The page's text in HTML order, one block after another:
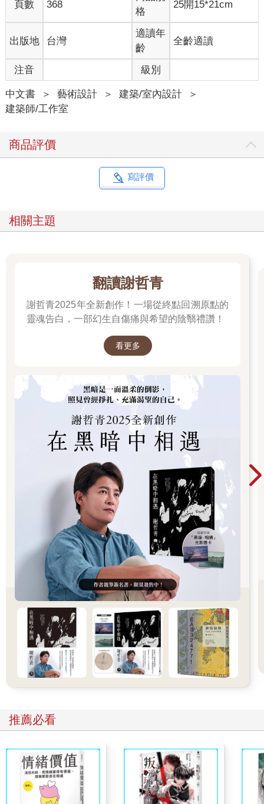
一定為蜿蜒流過樹木、覆蓋綠色植被和淺黃色石灰岩相互映襯的
威斯康辛河之美景而感到震撼。他在麥迪森度過初中和高中時
光。儘管沒能從高中畢業，他仍然於一八八六年一月被威斯康辛
大學以就讀「理科」課程的「特別學生」的名義錄取。他的學業
成績其實並不突出，在畫法幾何與繪圖課上只得到「平均分」，
也只有這兩門課程在他為期一年的大學生涯中留下了成績記載。
法蘭克．洛伊．萊特出生於一八六七年，當時安德魯．詹森擔任
總統，美國收購了阿拉斯加，而在建築界，歷史折衷主義占有統
治性的地位。他逝世於一九五九年，享年九十一歲，那時的美國
亞時代，一生經歷了「快樂的九○年代」、「咆哮的二○年代」、
經濟大蕭條、兩次世界大戰，並體驗了原子時代以及冷戰。一八
六七年美國內戰剛剛結束兩年，而一九五九年電腦時代已經初現
萊特的職業生涯也特別長而富有變化。他負責的第一項工程就是
威斯康辛州斯普林格林的聯合小教堂（Unity Chapel），該建築於
份監督工程已經過去了差不多七十三年的時光。萊特的職業生涯
比當時美國人的平均壽命還要長。
最初他選擇避開維多利亞式的折衷主義，而在職業生涯結束之前
流行而動，萊特卻是位異常多產的建築家。在他主持修建的近五
百座各式風格的建築中，超過四百座至今仍然屹立，這個數字稍
的作品中，為中產階級和中上層階級客戶所設計的獨門獨戶家庭
住房約占四分之三，這個比例在世界知名的建築師作品中可謂相
當高，除非是為了富豪，這些建築師通常會避開設計家居這種盈
利相對較小、又屬勞動密集型的項目。
萊特出生在威斯康辛州 Richland Center 的一個農莊，位於麥迪森
以西五十英里。在愛荷華州、麻塞諸塞州以及羅德島居住過一段
時間後，全家在一八七八年、萊特十一歲的時候，搬到了麥迪
森。他曾經利用暑期在洛伊．瓊斯的農場工作，在那裡，他曾經
一定為蜿蜒流過樹木、覆蓋綠色植被和淺黃色石灰岩相互映襯的
威斯康辛河之美景而感到震撼。他在麥迪森度過初中和高中時
光。儘管沒能從高中畢業，他仍然於一八八六年一月被威斯康辛
大學以就讀「理科」課程的「特別學生」的名義錄取。他的學業
成績其實並不突出，在畫法幾何與繪圖課上只得到「平均分」，
也只有這兩門課程在他為期一年的大學生涯中留下了成績記載。
也許是因為他父母一八八五年離婚所帶來的經濟上困難，萊特一
八八六年的春季和秋季學期在艾倫．D．考諾威教授的建築辦公
室裡任職，並於同年夏季為在斯普林格林的希爾斯比（Silsbee）
工作。也許他對建築的熱情是這兩個人點燃的。還有可能跟至親
一起居住─比如他的母親，他的父親已經離開了麥迪森─萊特不再
需要生活上的支援，他尋求職位只是因為他對建築的熱愛已經開
始顯現而已。無論哪種猜測是對的，他還是在一二月從大學退
學。一八八七年年初，他已經在芝加哥以繪圖員的身分為希爾斯
比工作。
勒（DankmarAdler）和路易士．沙利文（Louis Sullivan）簽署合
約，這兩個人的雇員人數在一八八六至一八九○年設計龐大的芝加
哥會堂大樓（Auditorium Building）時達到頂峰。在接下來的五年
中，萊特從繪圖員升職為首席繪圖員，並成為沙利文的門徒和知
心朋友，負責公司承辦的一系列住宅工程，同時也照看其他類型
的建築工程。也許正是因為沙利文和萊特變得如此親密─前者找
到了自己從未有過的「兒子」般的人物，後者得到了一種可以做
頁數 368
格
25開15*21cm
出版地 台灣
適讀年
齡
全齡適讀
注音 級別
中文書 ＞ 藝術設計 ＞ 建築/室內設計
＞
建築師/工作室
商品評價
寫評價
相關主題
翻讀謝哲青
謝哲青2025年全新創作！一場從終點回溯原點的
靈魂告白，一部幻生自傷痛與希望的陰翳禮讚！
看更多
推薦必看